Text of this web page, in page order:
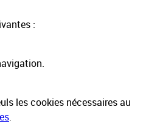
:
les cookies nécessaires au
.